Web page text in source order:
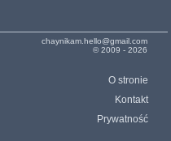
chaynikam.hello@gmail.com
© 2009 - 2026
O stronie
Kontakt
Prywatność